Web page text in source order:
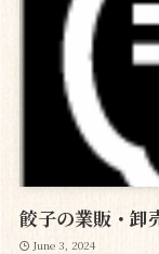
餃子の業販・
June 3, 2024